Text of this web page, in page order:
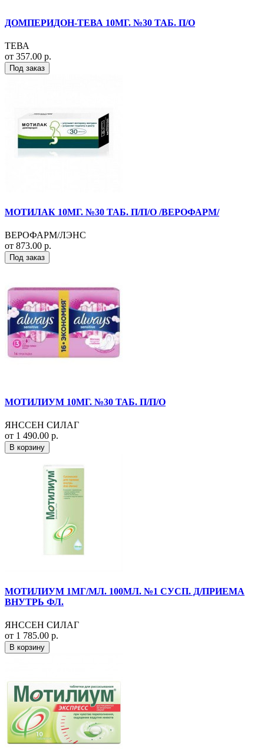
ДОМПЕРИДОН-ТЕВА 10МГ. №30 ТАБ. П/О
ТЕВА
от 357.00 р.
Под заказ
МОТИЛАК 10МГ. №30 ТАБ. П/П/О /ВЕРОФАРМ/
ВЕРОФАРМ/ЛЭНС
от 873.00 р.
Под заказ
МОТИЛИУМ 10МГ. №30 ТАБ. П/П/О
ЯНССЕН СИЛАГ
от 1 490.00 р.
В корзину
МОТИЛИУМ 1МГ/МЛ. 100МЛ. №1 СУСП. Д/ПРИЕМА
ВНУТРЬ ФЛ.
ЯНССЕН СИЛАГ
от 1 785.00 р.
В корзину